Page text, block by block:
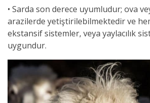
• Sarda son derece uyumludur; ova
arazilerde yetiştirilebilmektedir ve
ekstansif sistemler, veya yaylacılık
uygundur.